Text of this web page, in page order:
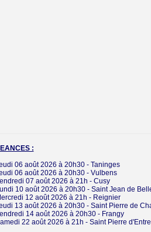
:
06 août 2026 à 20h30 - Taninges
06 août 2026 à 20h30 - Vulbens
07 août 2026 à 21h - Cusy
10 août 2026 à 20h30 - Saint Jean de
12 août 2026 à 21h - Reignier
13 août 2026 à 20h30 - Saint Pierre de
14 août 2026 à 20h30 - Frangy
22 août 2026 à 21h - Saint Pierre